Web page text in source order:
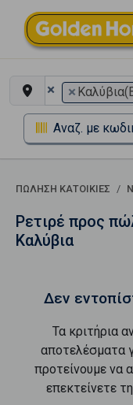
× ×
Αναζ. με
ΠΏΛΗΣΗ ΚΑΤΟΙΚΊΕΣ
Ρετιρέ προς
Καλύβια
Δεν
Τα κριτήρια
αποτελέσματα
προτείνουμε να
επεκτείνετε